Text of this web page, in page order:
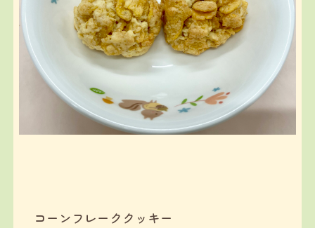
コーンフレーククッキー